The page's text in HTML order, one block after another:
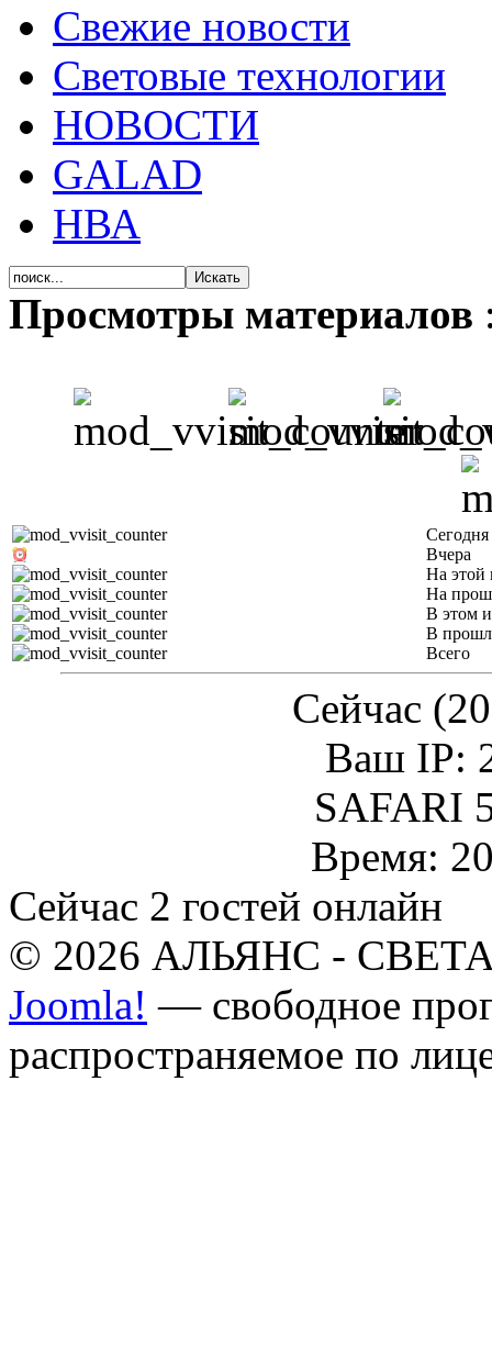
Свежие новости
Световые технологии
НОВОСТИ
GALAD
НВА
Просмотры материалов
Сегодня
Вчера
На этой
На
В этом
В
Всего
Сейчас
Ваш IP:
SAFARI
Время:
Сейчас 2 гостей онлайн
© 2026 АЛЬЯНС -
Joomla! — свободное
распространяемое по